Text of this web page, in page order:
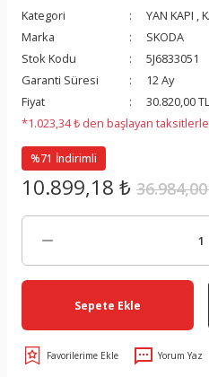
Kategori YAN KAPI ,
Marka
SKODA
Stok Kodu
5J6833051
Garanti Süresi
12 Ay
Fiyat
30.820,00
*1.023,34 ₺ den başlayan
%71 İndirimli
10.899,18 ₺
Sepete Ekle
Yorum Yaz